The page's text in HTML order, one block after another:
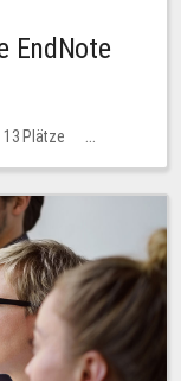
EndNote
13 Plätze